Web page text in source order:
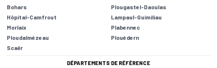
Bohars
Plougastel-Daoulas
Hôpital-Camfrout
Lampaul-Guimiliau
Morlaix
Plabennec
Ploudalmézeau
Plouédern
Scaër
DÉPARTEMENTS DE RÉFÉRENCE